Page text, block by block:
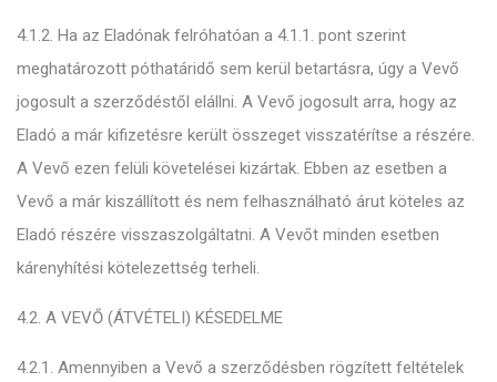
4.1.2. Ha az Eladónak felróhatóan a 4.1.1. pont szerint
meghatározott póthatáridő sem kerül betartásra, úgy a Vevő
jogosult a szerződéstől elállni. A Vevő jogosult arra, hogy az
Eladó a már kifizetésre került összeget visszatérítse a részére.
A Vevő ezen felüli követelései kizártak. Ebben az esetben a
Vevő a már kiszállított és nem felhasználható árut köteles az
Eladó részére visszaszolgáltatni. A Vevőt minden esetben
kárenyhítési kötelezettség terheli.
4.2. A VEVŐ (ÁTVÉTELI) KÉSEDELME
4.2.1. Amennyiben a Vevő a szerződésben rögzített feltételek